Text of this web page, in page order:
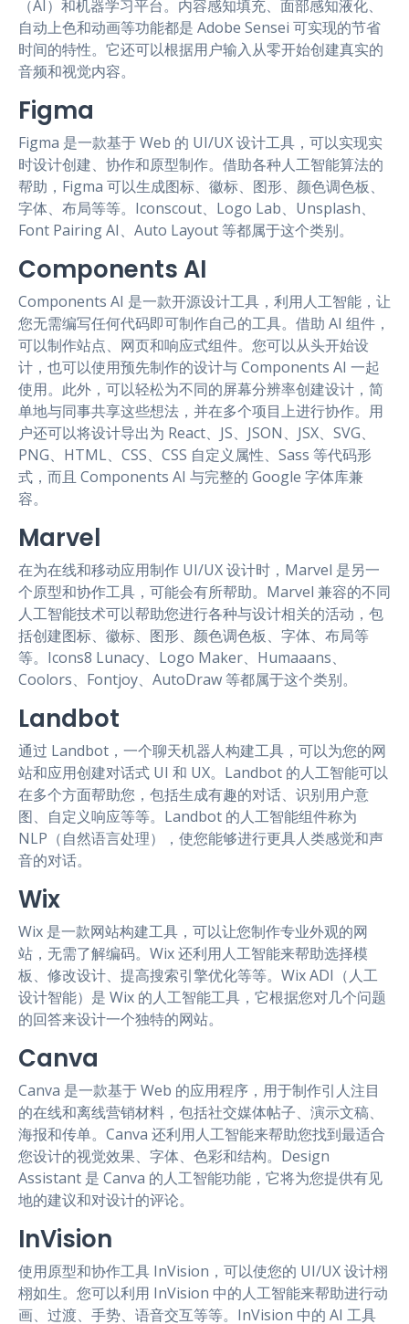
（AI）和机器学习平台。内容感知填充、面部感知液化、
自动上色和动画等功能都是 Adobe Sensei 可实现的节省
时间的特性。它还可以根据用户输入从零开始创建真实的
音频和视觉内容。
Figma
Figma 是一款基于 Web 的 UI/UX 设计工具，可以实现实
时设计创建、协作和原型制作。借助各种人工智能算法的
帮助，Figma 可以生成图标、徽标、图形、颜色调色板、
字体、布局等等。Iconscout、Logo Lab、Unsplash、
Font Pairing AI、Auto Layout 等都属于这个类别。
Components AI
Components AI 是一款开源设计工具，利用人工智能，让
您无需编写任何代码即可制作自己的工具。借助 AI 组件，
可以制作站点、网页和响应式组件。您可以从头开始设
计，也可以使用预先制作的设计与 Components AI 一起
使用。此外，可以轻松为不同的屏幕分辨率创建设计，简
单地与同事共享这些想法，并在多个项目上进行协作。用
户还可以将设计导出为 React、JS、JSON、JSX、SVG、
PNG、HTML、CSS、CSS 自定义属性、Sass 等代码形
式，而且 Components AI 与完整的 Google 字体库兼
容。
Marvel
在为在线和移动应用制作 UI/UX 设计时，Marvel 是另一
个原型和协作工具，可能会有所帮助。Marvel 兼容的不同
人工智能技术可以帮助您进行各种与设计相关的活动，包
括创建图标、徽标、图形、颜色调色板、字体、布局等
等。Icons8 Lunacy、Logo Maker、Humaaans、
Coolors、Fontjoy、AutoDraw 等都属于这个类别。
Landbot
通过 Landbot，一个聊天机器人构建工具，可以为您的网
站和应用创建对话式 UI 和 UX。Landbot 的人工智能可以
在多个方面帮助您，包括生成有趣的对话、识别用户意
图、自定义响应等等。Landbot 的人工智能组件称为
NLP（自然语言处理），使您能够进行更具人类感觉和声
音的对话。
Wix
Wix 是一款网站构建工具，可以让您制作专业外观的网
站，无需了解编码。Wix 还利用人工智能来帮助选择模
板、修改设计、提高搜索引擎优化等等。Wix ADI（人工
设计智能）是 Wix 的人工智能工具，它根据您对几个问题
的回答来设计一个独特的网站。
Canva
Canva 是一款基于 Web 的应用程序，用于制作引人注目
的在线和离线营销材料，包括社交媒体帖子、演示文稿、
海报和传单。Canva 还利用人工智能来帮助您找到最适合
您设计的视觉效果、字体、色彩和结构。Design
Assistant 是 Canva 的人工智能功能，它将为您提供有见
地的建议和对设计的评论。
InVision
使用原型和协作工具 InVision，可以使您的 UI/UX 设计栩
栩如生。您可以利用 InVision 中的人工智能来帮助进行动
画、过渡、手势、语音交互等等。InVision 中的 AI 工具